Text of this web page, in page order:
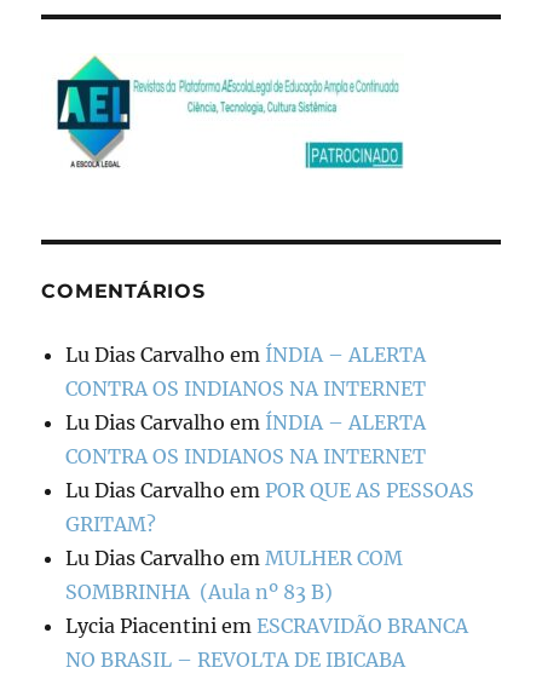
COMENTÁRIOS
Lu Dias Carvalho em ÍNDIA – ALERTA
CONTRA OS INDIANOS NA INTERNET
Lu Dias Carvalho em ÍNDIA – ALERTA
CONTRA OS INDIANOS NA INTERNET
Lu Dias Carvalho em POR QUE AS PESSOAS
GRITAM?
Lu Dias Carvalho em MULHER COM
SOMBRINHA (Aula nº 83 B)
Lycia Piacentini emESCRAVIDÃO BRANCA
NO BRASIL – REVOLTA DE IBICABA